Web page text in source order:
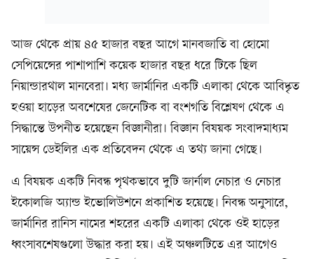
আজ থেকে প্রায় ৪৫ হাজার বছর আগে মানবজাতি বা হোমো
সেপিয়েন্সের পাশাপাশি কয়েক হাজার বছর ধরে টিকে ছিল
নিয়ান্ডারথাল মানবেরা। মধ্য জার্মানির একটি এলাকা থেকে আবিষ্কৃত
হওয়া হাড়ের অবশেষের জেনেটিক বা বংশগতি বিশ্লেষণ থেকে এ
সিদ্ধান্তে উপনীত হয়েছেন বিজ্ঞানীরা। বিজ্ঞান বিষয়ক সংবাদমাধ্যম
সায়েন্স ডেইলির এক প্রতিবেদন থেকে এ তথ্য জানা গেছে।
এ বিষয়ক একটি নিবন্ধ পৃথকভাবে দুটি জার্নাল নেচার ও নেচার
ইকোলজি অ্যান্ড ইভোলিউশনে প্রকাশিত হয়েছে। নিবন্ধ অনুসারে,
জার্মানির রানিস নামের শহরের একটি এলাকা থেকে ওই হাড়ের
ধ্বংসাবশেষগুলো উদ্ধার করা হয়। এই অঞ্চলটিতে এর আগেও